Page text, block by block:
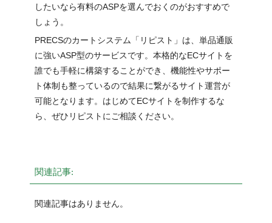
したいなら有料のASPを選んでおくのがおすすめで
しょう。
PRECSのカートシステム「リピスト」は、単品通販
に強いASP型のサービスです。本格的なECサイトを
誰でも手軽に構築することができ、機能性やサポー
ト体制も整っているので結果に繋がるサイト運営が
可能となります。はじめてECサイトを制作するな
ら、ぜひリピストにご相談ください。
関連記事:
関連記事はありません。